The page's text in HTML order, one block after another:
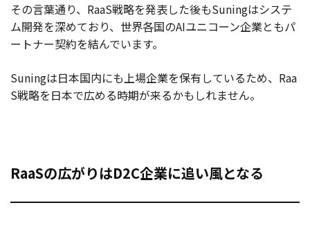
その言葉通り、RaaS戦略を発表した後もSuningはシステ
ム開発を深めており、世界各国のAIユニコーン企業ともパ
ートナー契約を結んでいます。
Suningは日本国内にも上場企業を保有しているため、Raa
S戦略を日本で広める時期が来るかもしれません。
RaaSの広がりはD2C企業に追い風となる